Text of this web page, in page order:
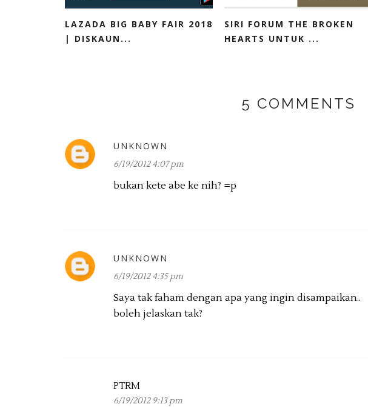
LAZADA BIG BABY FAIR 2018
| DISKAUN...
SIRI FORUM THE BROKEN
HEARTS UNTUK ...
5 COMMENTS
UNKNOWN
6/19/2012 4:07 pm
bukan kete abe ke nih? =p
UNKNOWN
6/19/2012 4:35 pm
Saya tak faham dengan apa yang ingin disampaikan..
boleh jelaskan tak?
PTRM
6/19/2012 9:13 pm